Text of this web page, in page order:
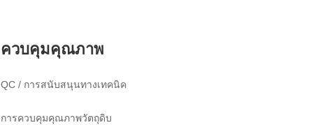
ควบคุมคุณภาพ
QC / การสนับสนุนทางเทคนิค
การควบคุมคุณภาพวัตถุดิบ